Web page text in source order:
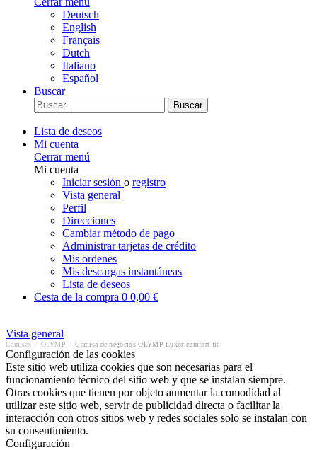
Deutsch
English
Français
Dutch
Italiano
Español
Buscar
Buscar
Lista de deseos
Mi cuenta
Cerrar menú
Mi cuenta
Iniciar sesión o registro
Vista general
Perfil
Direcciones
Cambiar método de pago
Administrar tarjetas de crédito
Mis ordenes
Mis descargas instantáneas
Lista de deseos
Cesta de la compra 0 0,00 €
Vista general
Camisas OLYMP Camisa de negocios OLYMP Luxor comfort fit
Configuración de las cookies
Este sitio web utiliza cookies que son necesarias para el
funcionamiento técnico del sitio web y que se instalan siempre.
Otras cookies que tienen por objeto aumentar la comodidad al
utilizar este sitio web, servir de publicidad directa o facilitar la
interacción con otros sitios web y redes sociales solo se instalan con
su consentimiento.
Configuración